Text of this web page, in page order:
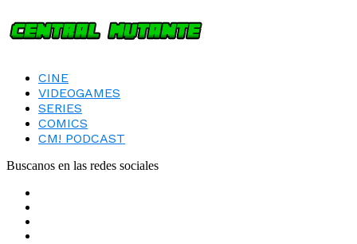
CINE
VIDEOGAMES
SERIES
COMICS
CM! PODCAST
Buscanos en las redes sociales